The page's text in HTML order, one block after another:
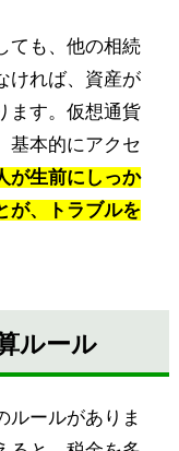
ても、他の相続
ければ、資産が
ます。仮想通貨
基本的にアクセ
が生前にしっか
が、トラブルを
ルール
ルールがありま